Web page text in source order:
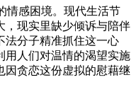
情感困境。现代生活节
，现实里缺少倾诉与陪伴
法分子精准抓住这一心
用人们对温情的渴望实施
因贪恋这份虚拟的慰藉继